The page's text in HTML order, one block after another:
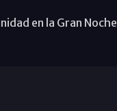
en la Gran Noche